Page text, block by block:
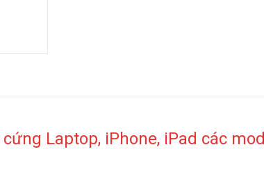
Laptop, iPhone, iPad các